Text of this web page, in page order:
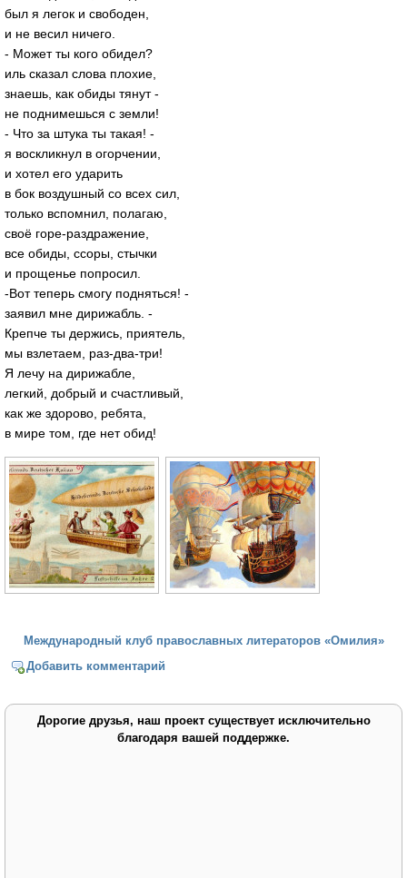
был я легок и свободен,
и не весил ничего.
- Может ты кого обидел?
иль сказал слова плохие,
знаешь, как обиды тянут -
не поднимешься с земли!
- Что за штука ты такая! -
я воскликнул в огорчении,
и хотел его ударить
в бок воздушный со всех сил,
только вспомнил, полагаю,
своё горе-раздражение,
все обиды, ссоры, стычки
и прощенье попросил.
-Вот теперь смогу подняться! -
заявил мне дирижабль. -
Крепче ты держись, приятель,
мы взлетаем, раз-два-три!
Я лечу на дирижабле,
легкий, добрый и счастливый,
как же здорово, ребята,
в мире том, где нет обид!
Международный клуб православных литераторов «Омилия»
Добавить комментарий
Дорогие друзья, наш проект существует исключительно
благодаря вашей поддержке.